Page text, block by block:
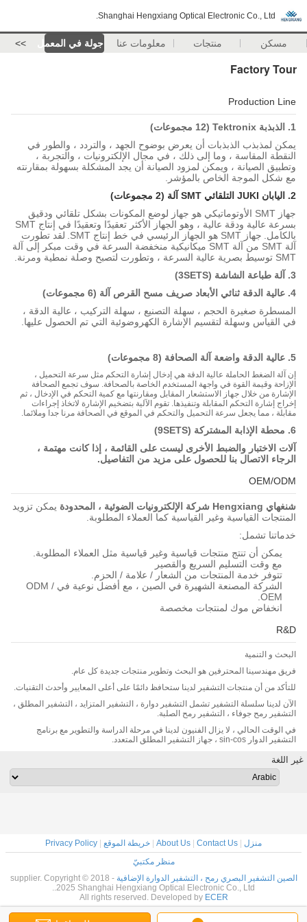
Shanghai Hengxiang Optical Electronic Co., Ltd.
مسكن منتجات معلومات عنا جولة في المعمل >>
Factory Tour
Production Line
1. الذبذبة Tektronix (12 مجموعات)
يمكن لمذبذب الذبذبات أن يعرض بوضوح الجهد ، والتردد ، والطور في
النقطة المقاسة ، وما إلى ذلك ، في مجال الإلكترونيات ، والتجربة ،
وتطبيق الصيانة ، ويمكن لمزود الصيانة أن يجد المشكلة بسهولة بمقارنته
مع شكل الموجة الخاص بالمؤشر.
2. اليابان JUKI التلقائي SMT آلة (2 مجموعات)
جهاز SMT الأوتوماتيكي هو جهاز لوضع المكونات بشكل تلقائي ودقيق
بسرعة عالية ودقة عالية ، وهو الجهاز الأكثر تعقيدًا وتعقيدًا في إنتاج SMT
بالكامل. جهاز SMT هو الجهاز الرئيسي في خط إنتاج SMT.
لقد تطورت
آلة SMT من آلة SMT ميكانيكية منخفضة السرعة في وقت مبكر إلى آلة
SMT توسيط بصرية عالية السرعة ، وتطورت لتصبح وصلة نمطية ومرنة.
3. آلة طباعة الشاشة (3SETS)
4. عالية الدقة ثنائي الأبعاد صريف مسح القرص آلة (6 مجموعات)
المسطرة صغيرة الحجم ، سهلة التصنيع ، سهلة التركيب ، عالية الدقة ،
في القياس وسهلة لتقسيم الإشارة الكهروضوئية التي تم الحصول عليها.
5. عالية الدقة واضعة آلة الصحافة (8 مجموعات)
إن آلة الضغط الحاملة عالية الدقة هي إدخال إشارة التحكم مثل سرعة التحميل ،
الإزاحة وقيمة القوة في واجهة المستخدم الخاصة بالصحافة. سوف تجمع الصحافة
الإشارة من خلال جهاز الاستشعار المقابل ومقارنتها مع كمية التحكم في الإدخال ، ثم
إخراج إشارة التحكم المقابلة وتنفيذها. تقوم الآلية بتضخيم الإشارة لاتخاذ إجراءات
مقابلة ، مما يجعل سرعة التحميل والتحكم في الموقع في الصحافة مرنا جدا وملائما.
6. محطة الإذابة المشتركة (9SETS)
آلات الاختبار والضبط الأخرى ليست على القائمة ، إذا كانت مهتمة ،
الرجاء الاتصال بنا للحصول على مزيد من التفاصيل.
OEM/ODM
شنغهاي Hengxiang شركة الإلكترونيات الضوئية ، المحدودة
يمكن تزويد
المنتجات القياسية وغير القياسية كما العملاء المطلوبة.
خدماتنا تشمل:
يمكن أن تنتج منتجات قياسية وغير قياسية مثل العملاء المطلوبة.
مع وقت التسليم السريع والقصير
تتوفر خدمة المنتجات من الشعار / علامة / الحزم.
الشركة المصنعة الشهيرة في الصين ، مع أفضل نوعية في ODM /
OEM.
انخفاض موك لمنتجات مخصصة
R&D
البحث و التنمية
فريق مهندسينا المحترفين هو البحث وتطوير منتجات جديدة كل عام.
للتأكد من أن منتجات التشفير لدينا ستحافظ دائمًا على أعلى المعايير وأحدث التقنيات.
الآن لدينا سلسلة التشفير تشمل التشفير دوارة ، التشفير المتزايد ، التشفير المطلق ،
التشفير رمح جوفاء ، التشفير رمح الصلبة.
في الوقت الحالي ، لا يزال الفنيون لدينا في مرحلة الدراسة والتطوير مع برنامج
التشفير الدوار sin-cos ، جهاز التشفير المطلق المتعدد.
غير اللغة
منزل About Us Contact Us خريطة الموقع
Privacy Policy
منظر مكتبيّ
الصين التشفير البصري رمح ، التشفير الدوارة الإضافية supplier. Copyright © 2018 -
2025 Shanghai Hengxiang Optical Electronic Co., Ltd..
All rights reserved. Developed by ECER